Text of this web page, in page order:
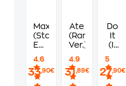
Maxident
(Standard
Edition
Versions)
4.6
33,90€
Ate
(Random
Ver.)
4.9
31 ,89€
Do
It
(It
5
27,90€